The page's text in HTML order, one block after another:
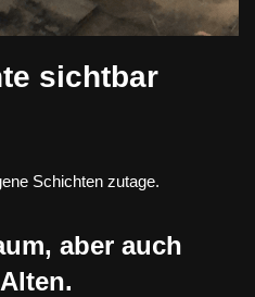
sichtbar
Schichten zutage.
aber auch